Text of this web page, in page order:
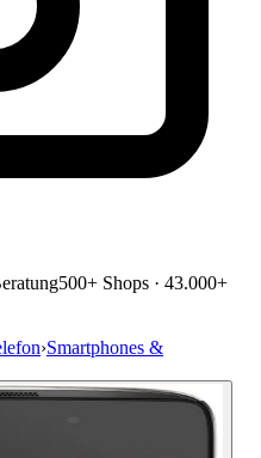
500+ Shops · 43.000+
›Smartphones &